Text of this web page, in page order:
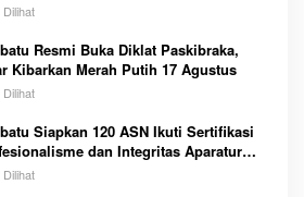
Dilihat
Resmi Buka Diklat Paskibraka,
Kibarkan Merah Putih 17 Agustus
Dilihat
Siapkan 120 ASN Ikuti Sertifikasi
dan Integritas Aparatur
Dilihat